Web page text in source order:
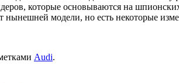
которые основываются на
нынешней модели, но есть некоторые
Audi.